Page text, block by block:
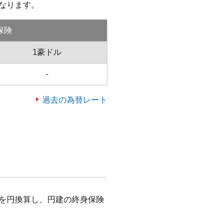
ります。
険
1豪ドル
-
過去の為替レート
円換算し、円建の終身保険